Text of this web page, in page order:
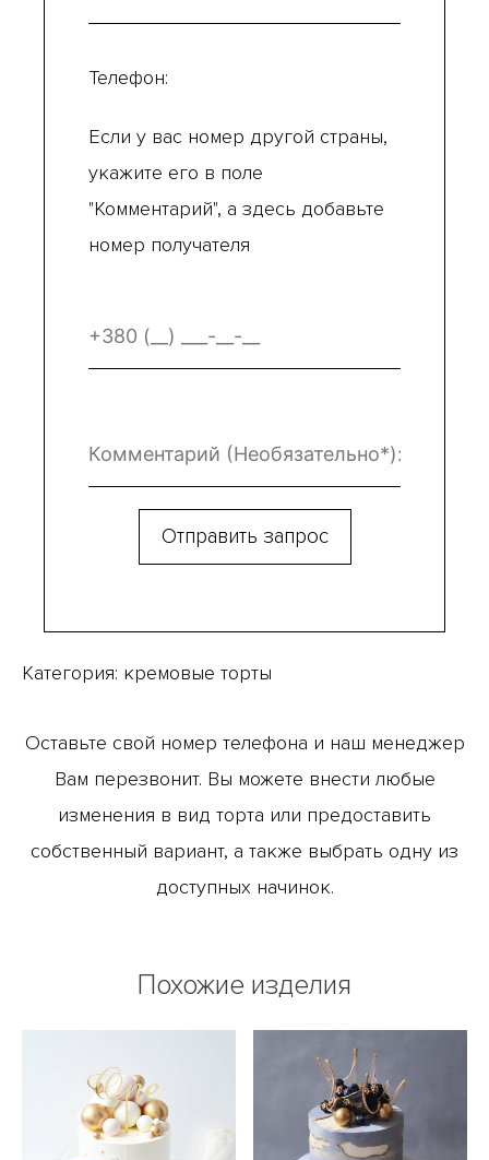
Телефон:
Если у вас номер другой страны,
укажите его в поле
"Комментарий", а здесь добавьте
номер получателя
Категория: кремовые торты
Оставьте свой номер телефона и наш менеджер
Вам перезвонит. Вы можете внести любые
изменения в вид торта или предоставить
собственный вариант, а также выбрать одну из
доступных начинок.
Похожие изделия